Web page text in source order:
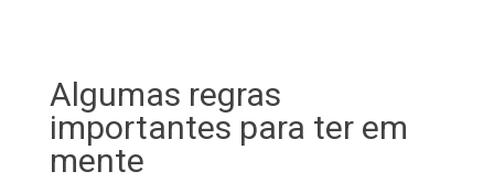
Algumas regras
importantes para ter em
mente